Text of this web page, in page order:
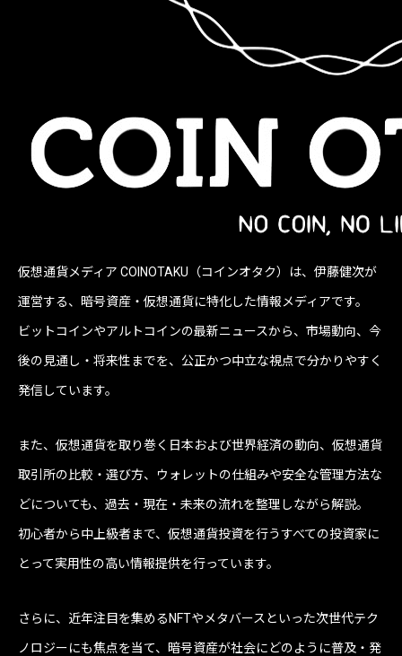
仮想通貨メディア COINOTAKU（コインオタク）は、伊藤健次が
運営する、暗号資産・仮想通貨に特化した情報メディアです。
ビットコインやアルトコインの最新ニュースから、市場動向、今
後の見通し・将来性までを、公正かつ中立な視点で分かりやすく
発信しています。
また、仮想通貨を取り巻く日本および世界経済の動向、仮想通貨
取引所の比較・選び方、ウォレットの仕組みや安全な管理方法な
どについても、過去・現在・未来の流れを整理しながら解説。
初心者から中上級者まで、仮想通貨投資を行うすべての投資家に
とって実用性の高い情報提供を行っています。
さらに、近年注目を集めるNFTやメタバースといった次世代テク
ノロジーにも焦点を当て、暗号資産が社会にどのように普及・発